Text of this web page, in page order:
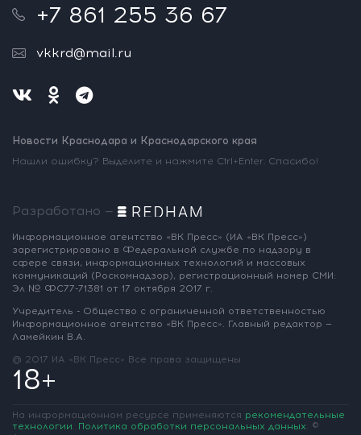
+7 861 255 36 67
vkkrd@mail.ru
Новости Краснодара и Краснодарского края
Нашли ошибку? Выделите и нажмите Ctrl+Enter. Спасибо!
Разработано —
Информационное агентство «ВК Пресс» (ИА «ВК Пресс»)
зарегистрировано в Федеральной службе по надзору в
сфере связи, информационных технологий и массовых
коммуникаций (Роскомнадзор), регистрационный номер СМИ:
Эл № ФС77-71381 от 17 октября 2017 г.
Учредитель - Общество с ограниченной ответственностью
Информационное агентство «ВК Пресс». Главный редактор —
Ламейкин В.А.
@ 2017 ИА «ВК Пресс» Все права защищены
18+
На информационном ресурсе применяются рекомендательные
технологии. Политика обработки персональных данных. ©